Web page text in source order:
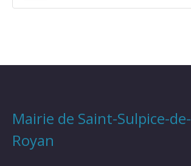
Mairie de Saint-Sulpice-de-
Royan